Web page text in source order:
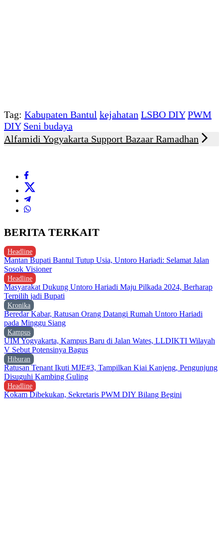
Tag: Kabupaten Bantul kejahatan LSBO DIY PWM
DIY Seni budaya
Alfamidi Yogyakarta Support Bazaar Ramadhan
BERITA TERKAIT
Headline
Mantan Bupati Bantul Tutup Usia, Untoro Hariadi: Selamat Jalan
Sosok Visioner
Headline
Masyarakat Dukung Untoro Hariadi Maju Pilkada 2024, Berharap
Terpilih jadi Bupati
Kronika
Beredar Kabar, Ratusan Orang Datangi Rumah Untoro Hariadi
pada Minggu Siang
Kampus
UIM Yogyakarta, Kampus Baru di Jalan Wates, LLDIKTI Wilayah
V Sebut Potensinya Bagus
Hiburan
Ratusan Tenant Ikuti MJE#3, Tampilkan Kiai Kanjeng, Pengunjung
Disuguhi Kambing Guling
Headline
Kokam Dibekukan, Sekretaris PWM DIY Bilang Begini